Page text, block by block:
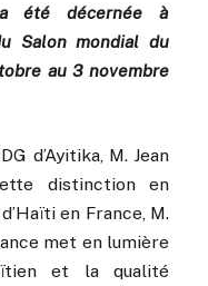
a été décernée à
Salon mondial du
au 3 novembre
d’Ayitika, M. Jean
distinction en
en France, M.
met en lumière
et la qualité